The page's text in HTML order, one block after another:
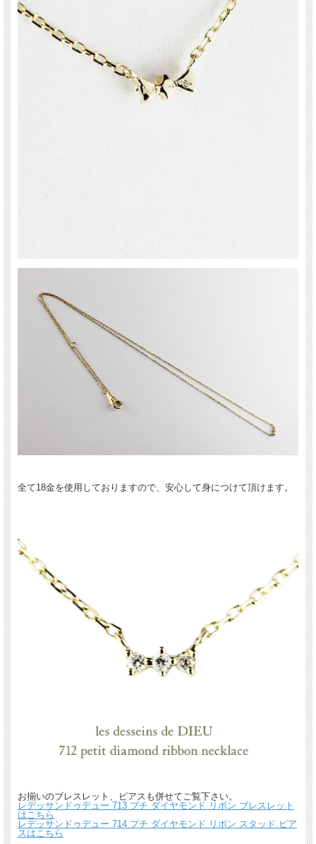
全て18金を使用しておりますので、安心して身につけて頂けます。
お揃いのブレスレット、ピアスも併せてご覧下さい。
レデッサンドゥデュー 713 プチ ダイヤモンド リボン ブレスレット
はこちら
レデッサンドゥデュー 714 プチ ダイヤモンド リボン スタッド ピア
スはこちら